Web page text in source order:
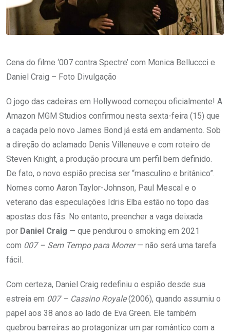
Cena do filme ‘007 contra Spectre’ com Monica Belluccci e
Daniel Craig – Foto Divulgação
O jogo das cadeiras em Hollywood começou oficialmente! A
Amazon MGM Studios confirmou nesta sexta-feira (15) que
a caçada pelo novo James Bond já está em andamento. Sob
a direção do aclamado Denis Villeneuve e com roteiro de
Steven Knight, a produção procura um perfil bem definido.
De fato, o novo espião precisa ser “masculino e britânico”.
Nomes como Aaron Taylor-Johnson, Paul Mescal e o
veterano das especulações Idris Elba estão no topo das
apostas dos fãs. No entanto, preencher a vaga deixada
por Daniel Craig — que pendurou o smoking em 2021
com 007 – Sem Tempo para Morrer— não será uma tarefa
fácil.
Com certeza, Daniel Craig redefiniu o espião desde sua
estreia em 007 – Cassino Royale(2006), quando assumiu o
papel aos 38 anos ao lado de Eva Green. Ele também
quebrou barreiras ao protagonizar um par romântico com a